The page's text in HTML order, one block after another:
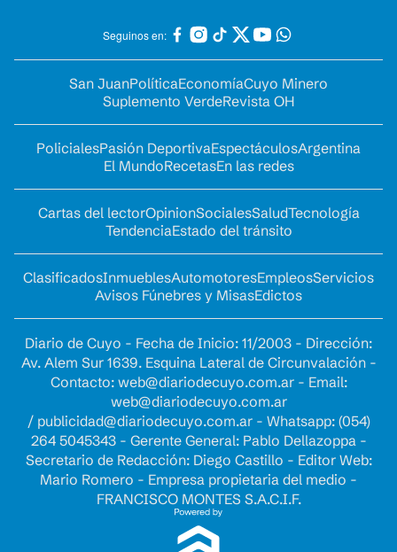
Seguinos en:
San JuanPolíticaEconomíaCuyo Minero
Suplemento VerdeRevista OH
PolicialesPasión DeportivaEspectáculosArgentina
El MundoRecetasEn las redes
Cartas del lectorOpinionSocialesSaludTecnología
TendenciaEstado del tránsito
ClasificadosInmueblesAutomotoresEmpleosServicios
Avisos Fúnebres y MisasEdictos
Diario de Cuyo - Fecha de Inicio: 11/2003 - Dirección:
Av. Alem Sur 1639. Esquina Lateral de Circunvalación -
Contacto: web@diariodecuyo.com.ar- Email:
web@diariodecuyo.com.ar
/ publicidad@diariodecuyo.com.ar- Whatsapp: (054)
264 5045343 - Gerente General: Pablo Dellazoppa -
Secretario de Redacción: Diego Castillo - Editor Web:
Mario Romero - Empresa propietaria del medio -
FRANCISCO MONTES S.A.C.I.F.